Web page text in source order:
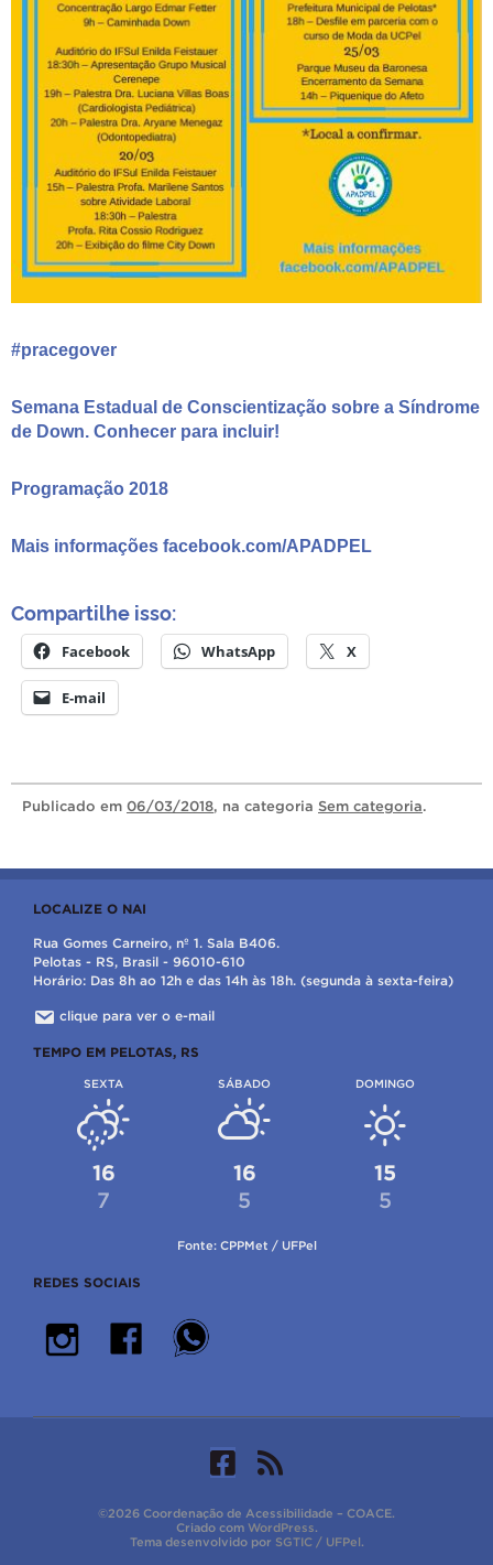
#pracegover
Semana Estadual de Conscientização sobre a Síndrome
de Down. Conhecer para incluir!
Programação 2018
Mais informações facebook.com/APADPEL
Compartilhe isso:
Facebook WhatsApp X
E-mail
Publicado em 06/03/2018, na categoria Sem categoria.
LOCALIZE O NAI
Rua Gomes Carneiro, nº 1. Sala B406.
Pelotas - RS, Brasil - 96010-610
Horário: Das 8h ao 12h e das 14h às 18h. (segunda à sexta-feira)
clique para ver o e-mail
TEMPO EM PELOTAS, RS
SEXTA
16
7
SÁBADO
16
5
DOMINGO
15
5
Fonte: CPPMet / UFPel
REDES SOCIAIS
©2026 Coordenação de Acessibilidade – COACE.
Criado com WordPress.
Tema desenvolvido por SGTIC / UFPel .